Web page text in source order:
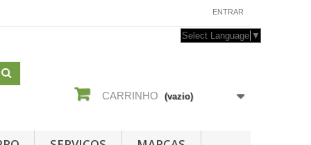
ENTRAR
Select Language ▼
CARRINHO (vazio)